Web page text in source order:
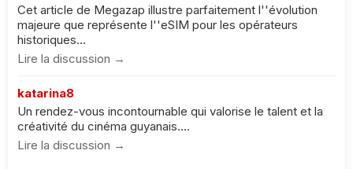
Cet article de Megazap illustre parfaitement l''évolution
majeure que représente l''eSIM pour les opérateurs
historiques...
Lire la discussion →
katarina8
Un rendez-vous incontournable qui valorise le talent et la
créativité du cinéma guyanais....
Lire la discussion →